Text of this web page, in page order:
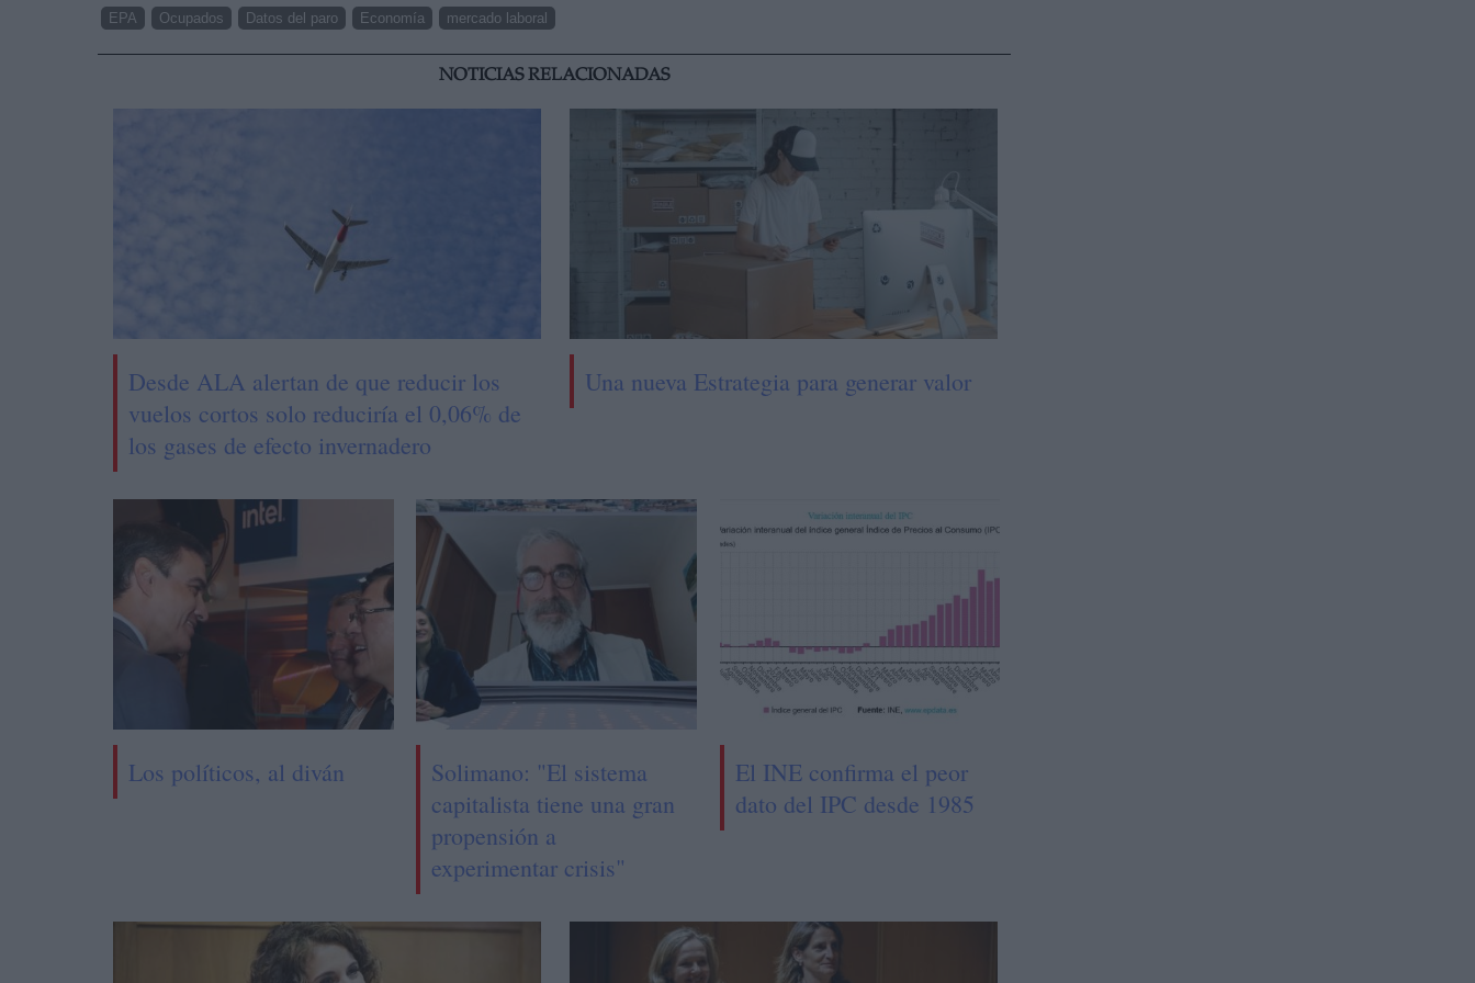
EPA Ocupados Datos del paro Economía mercado laboral
NOTICIAS RELACIONADAS
Desde ALA alertan de que reducir los
vuelos cortos solo reduciría el 0,06% de
los gases de efecto invernadero
Una nueva Estrategia para generar valor
Los políticos, al diván
Solimano: "El sistema
capitalista tiene una gran
propensión a
experimentar crisis"
El INE confirma el peor
dato del IPC desde 1985